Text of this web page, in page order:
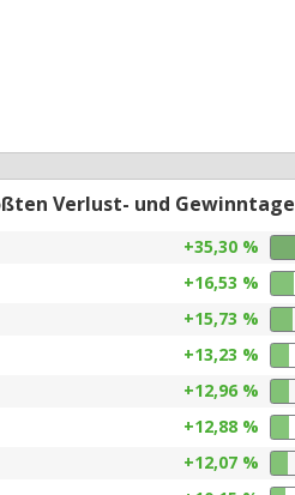
Verlust- und Gewinntage
+35,30 %
+16,53 %
+15,73 %
+13,23 %
+12,96 %
+12,88 %
+12,07 %